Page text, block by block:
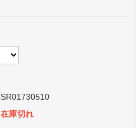
SR01730510
在庫切れ